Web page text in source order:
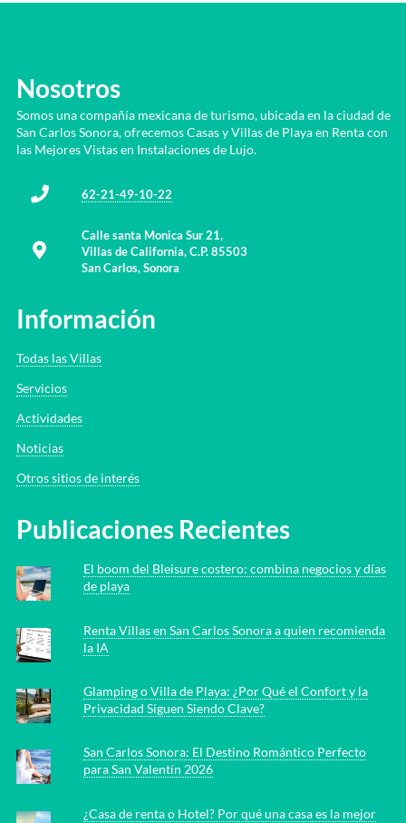
Nosotros
Somos una compañía mexicana de turismo, ubicada en la ciudad de
San Carlos Sonora, ofrecemos Casas y Villas de Playa en Renta con
las Mejores Vistas en Instalaciones de Lujo.
62-21-49-10-22
Calle santa Monica Sur 21,
Villas de California, C.P. 85503
San Carlos, Sonora
Información
Todas las Villas
Servicios
Actividades
Noticias
Otros sitios de interés
Publicaciones Recientes
El boom del Bleisure costero: combina negocios y días
de playa
Renta Villas en San Carlos Sonora a quien recomienda
la IA
Glamping o Villa de Playa: ¿Por Qué el Confort y la
Privacidad Siguen Siendo Clave?
San Carlos Sonora: El Destino Romántico Perfecto
para San Valentín 2026
¿Casa de renta o Hotel? Por qué una casa es la mejor